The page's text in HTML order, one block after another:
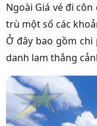
Ngoài Giá vé đi
trù một số các
Ở đây bao gồm
danh lam thắng